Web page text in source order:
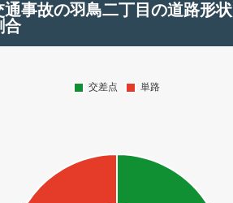
通事故の羽鳥二丁目の道路形状
合